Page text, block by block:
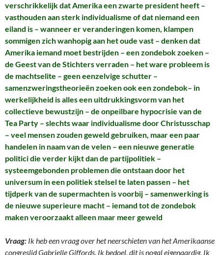
verschrikkelijk dat Amerika een zwarte president heeft –
vasthouden aan sterk individualisme of dat niemand een
eiland is – wanneer er veranderingen komen, klampen
sommigen zich wanhopig aan het oude vast – denken dat
Amerika iemand moet bestrijden – een zondebok zoeken –
de Geest van de Stichters verraden – het ware probleem is
de machtselite – geen eenzelvige schutter –
samenzweringstheorieën zoeken ook een zondebok– in
werkelijkheid is alles een uitdrukkingsvorm van het
collectieve bewustzijn – de onpeilbare hypocrisie van de
Tea Party – slechts waar individualisme door Christusschap
– veel mensen zouden geweld gebruiken, maar een paar
handelen in naam van de velen – een nieuwe generatie
politici die verder kijkt dan de partijpolitiek –
systeemgebonden problemen die ontstaan door het
universum in een politiek stelsel te laten passen – het
tijdperk van de supermachten is voorbij – samenwerking is
de nieuwe superieure macht – iemand tot de zondebok
maken veroorzaakt alleen maar meer geweld
Vraag: Ik heb een vraag over het neerschieten van het Amerikaanse
congreslid Gabrielle Giffords. Ik bedoel, dit is nogal eigenaardig. Ik